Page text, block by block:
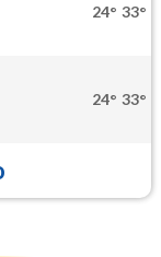
24° 33°
24° 33°